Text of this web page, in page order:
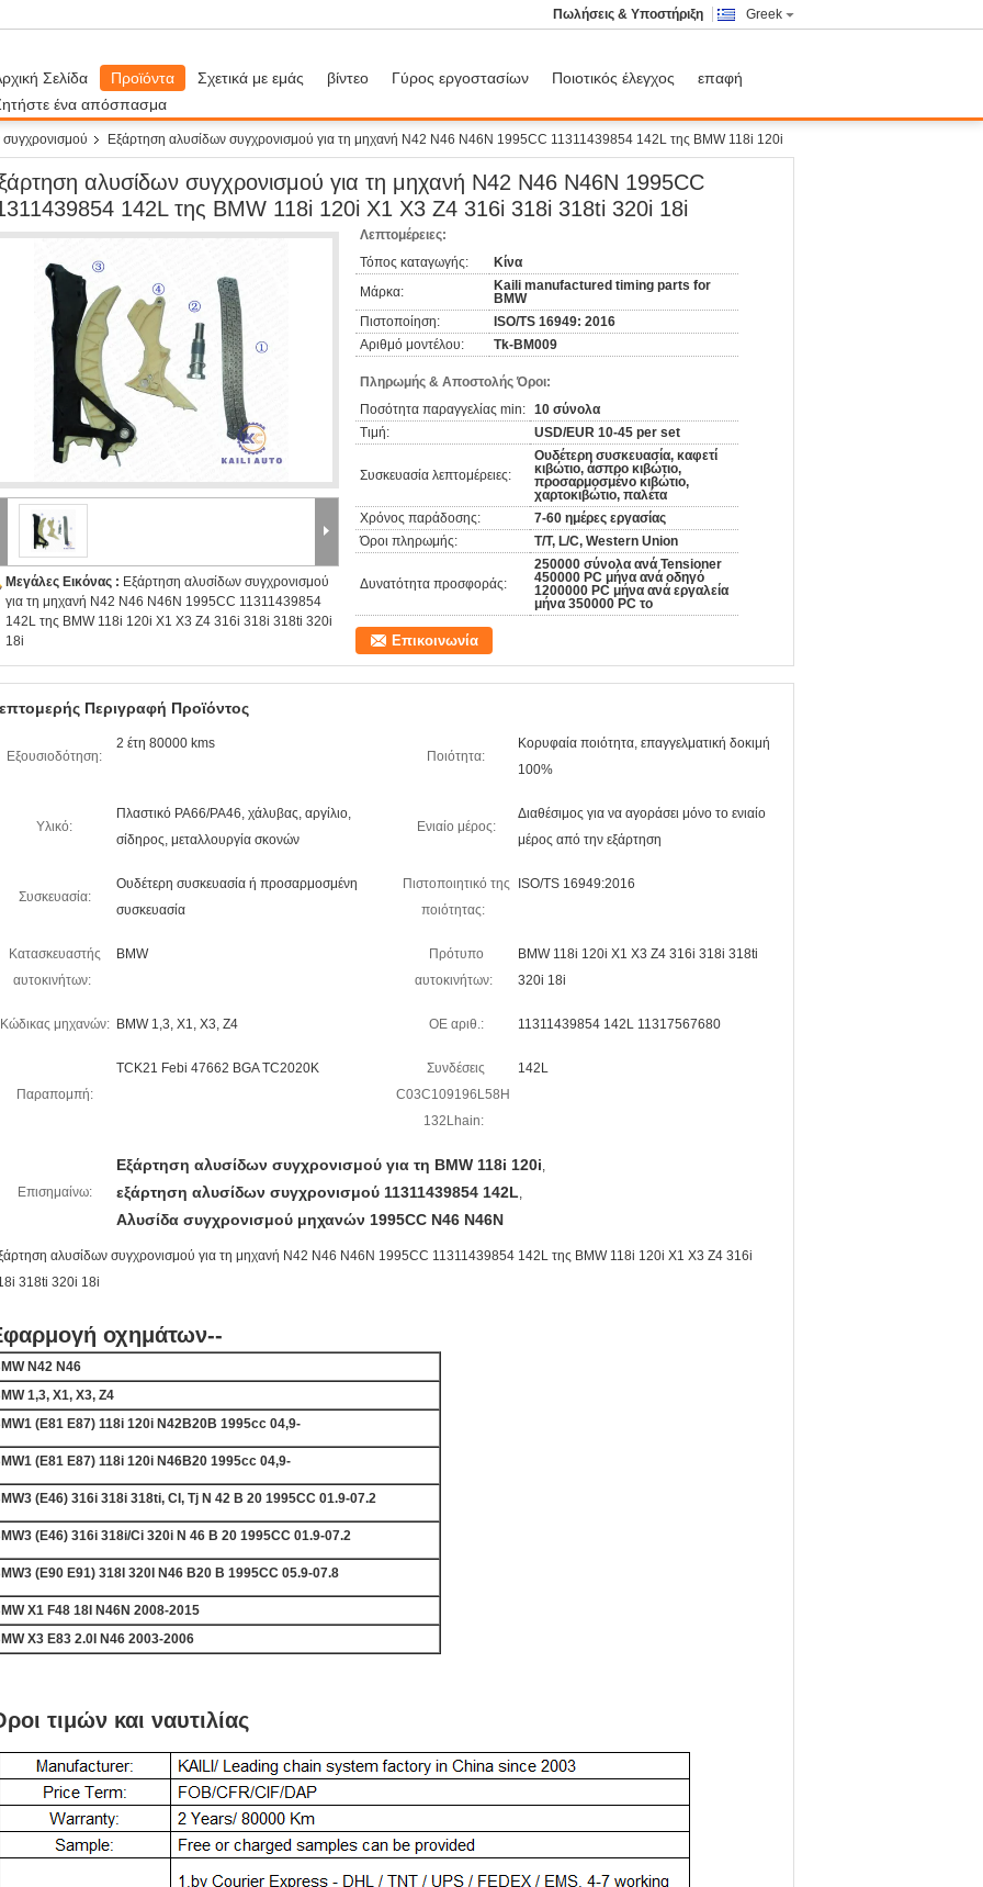
Greek
Πωλήσεις & Υποστήριξη
Σελίδα Προϊόντα Σχετικά με εμάς βίντεο Γύρος εργοστασίων Ποιοτικός έλεγχος
επαφή
ένα απόσπασμα
Εξάρτηση αλυσίδων συγχρονισμού για τη μηχανή N42 N46 N46N 1995CC 11311439854 142L της BMW 118i 120i
αλυσίδων συγχρονισμού για τη μηχανή N42 N46 N46N 1995CC
142L της BMW 118i 120i X1 X3 Z4 316i 318i 318ti 320i 18i
Μεγάλες Εικόνας : Εξάρτηση αλυσίδων συγχρονισμού
για τη μηχανή N42 N46 N46N 1995CC 11311439854
142L της BMW 118i 120i X1 X3 Z4 316i 318i 318ti 320i
18i
Λεπτομέρειες:
Τόπος καταγωγής:
Κίνα
Μάρκα:
Kaili manufactured timing parts for
BMW
Πιστοποίηση:
ISO/TS 16949: 2016
Αριθμό μοντέλου:
Tk-BM009
Πληρωμής & Αποστολής Όροι:
Ποσότητα παραγγελίας min: 10 σύνολα
Τιμή:
USD/EUR 10-45 per set
Συσκευασία λεπτομέρειες:
Ουδέτερη συσκευασία, καφετί
κιβώτιο, άσπρο κιβώτιο,
προσαρμοσμένο κιβώτιο,
χαρτοκιβώτιο, παλέτα
Χρόνος παράδοσης:
7-60 ημέρες εργασίας
Όροι πληρωμής:
T/T, L/C, Western Union
Δυνατότητα προσφοράς:
250000 σύνολα ανά Tensioner
450000 PC μήνα ανά οδηγό
1200000 PC μήνα ανά εργαλεία
μήνα 350000 PC το
Επικοινωνία
Περιγραφή Προϊόντος
Εξουσιοδότηση:
2 έτη 80000 kms
Ποιότητα:
Κορυφαία ποιότητα, επαγγελματική δοκιμή
100%
Υλικό:
Πλαστικό PA66/PA46, χάλυβας, αργίλιο,
σίδηρος, μεταλλουργία σκονών
Ενιαίο μέρος:
Διαθέσιμος για να αγοράσει μόνο το ενιαίο
μέρος από την εξάρτηση
Συσκευασία:
Ουδέτερη συσκευασία ή προσαρμοσμένη
συσκευασία
Πιστοποιητικό της
ποιότητας:
ISO/TS 16949:2016
Κατασκευαστής
αυτοκινήτων:
BMW
Πρότυπο
αυτοκινήτων:
BMW 118i 120i X1 X3 Z4 316i 318i 318ti
320i 18i
Κώδικας μηχανών: BMW 1,3, X1, X3, Z4 OE αριθ.: 11311439854 142L 11317567680
Παραπομπή:
TCK21 Febi 47662 BGA TC2020K
Συνδέσεις
C03C109196L58H
132Lhain:
142L
Επισημαίνω:
Εξάρτηση αλυσίδων συγχρονισμού για τη BMW 118i 120i,
εξάρτηση αλυσίδων συγχρονισμού 11311439854 142L,
Αλυσίδα συγχρονισμού μηχανών 1995CC N46 N46N
αλυσίδων συγχρονισμού για τη μηχανή N42 N46 N46N 1995CC 11311439854 142L της BMW 118i 120i X1 X3 Z4 316i
318ti 320i 18i
οχημάτων--
N42 N46
1,3, X1, X3, Z4
(E81 E87) 118i 120i N42B20B 1995cc 04,9-
(E81 E87) 118i 120i N46B20 1995cc 04,9-
(E46) 316i 318i 318ti, CI, Tj Ν 42 Β 20 1995CC 01.9-07.2
(E46) 316i 318i/Ci 320i Ν 46 Β 20 1995CC 01.9-07.2
(E90 E91) 318I 320I N46 B20 Β 1995CC 05.9-07.8
X1 F48 18I N46N 2008-2015
X3 E83 2.0I N46 2003-2006
τιμών και ναυτιλίας